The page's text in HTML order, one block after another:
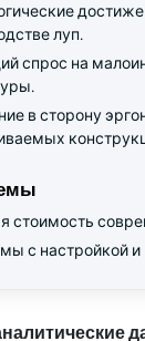
луп.
спрос на
в сторону
стоимость
с настройкой и